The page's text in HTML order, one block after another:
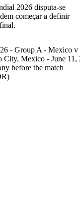
2026 disputa-se
começar a definir
- Group A - Mexico v
City, Mexico - June 11,
before the match